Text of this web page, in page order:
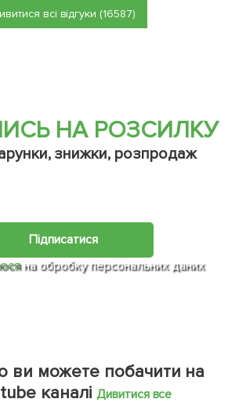
всі відгуки (16587)
НА РОЗСИЛКУ
знижки, розпродаж
Підписатися
на обробку персональних даних
ви можете побачити на
каналі Дивитися все